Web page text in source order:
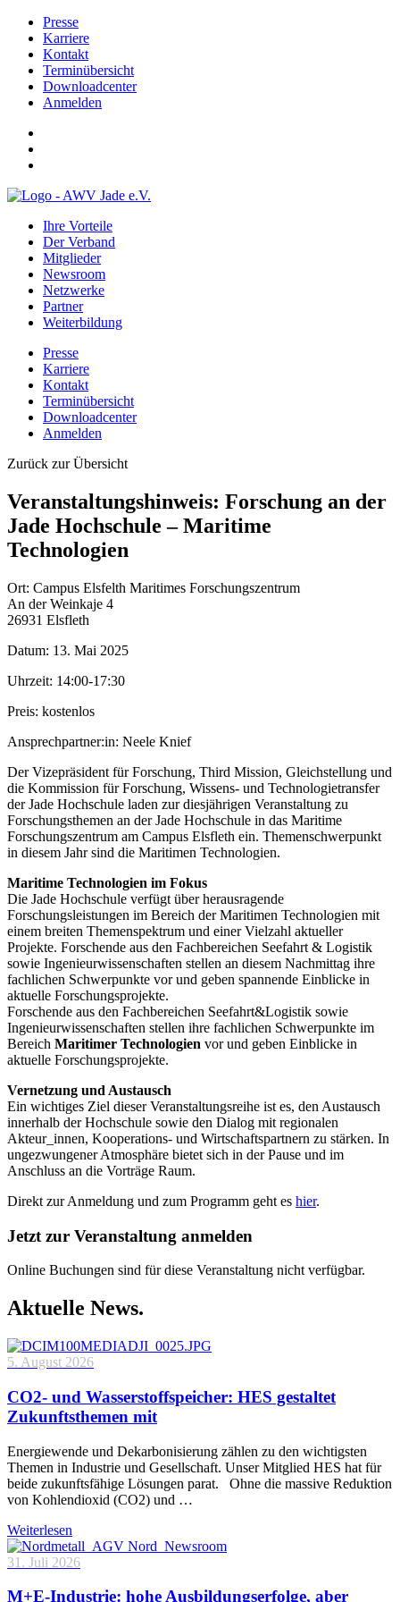
Presse
Karriere
Kontakt
Terminübersicht
Downloadcenter
Anmelden
Ihre Vorteile
Der Verband
Mitglieder
Newsroom
Netzwerke
Partner
Weiterbildung
Presse
Karriere
Kontakt
Terminübersicht
Downloadcenter
Anmelden
Zurück zur Übersicht
Veranstaltungshinweis: Forschung an der
Jade Hochschule – Maritime
Technologien
Ort: Campus Elsfelth Maritimes Forschungszentrum
An der Weinkaje 4
26931 Elsfleth
Datum: 13. Mai 2025
Uhrzeit: 14:00-17:30
Preis: kostenlos
Ansprechpartner:in: Neele Knief
Der Vizepräsident für Forschung, Third Mission, Gleichstellung und
die Kommission für Forschung, Wissens- und Technologietransfer
der Jade Hochschule laden zur diesjährigen Veranstaltung zu
Forschungsthemen an der Jade Hochschule in das Maritime
Forschungszentrum am Campus Elsfleth ein. Themenschwerpunkt
in diesem Jahr sind die Maritimen Technologien.
Maritime Technologien im Fokus
Die Jade Hochschule verfügt über herausragende
Forschungsleistungen im Bereich der Maritimen Technologien mit
einem breiten Themenspektrum und einer Vielzahl aktueller
Projekte. Forschende aus den Fachbereichen Seefahrt & Logistik
sowie Ingenieurwissenschaften stellen an diesem Nachmittag ihre
fachlichen Schwerpunkte vor und geben spannende Einblicke in
aktuelle Forschungsprojekte.
Forschende aus den Fachbereichen Seefahrt&Logistik sowie
Ingenieurwissenschaften stellen ihre fachlichen Schwerpunkte im
Bereich Maritimer Technologien vor und geben Einblicke in
aktuelle Forschungsprojekte.
Vernetzung und Austausch
Ein wichtiges Ziel dieser Veranstaltungsreihe ist es, den Austausch
innerhalb der Hochschule sowie den Dialog mit regionalen
Akteur_innen, Kooperations- und Wirtschaftspartnern zu stärken. In
ungezwungener Atmosphäre bietet sich in der Pause und im
Anschluss an die Vorträge Raum.
Direkt zur Anmeldung und zum Programm geht es hier.
Jetzt zur Veranstaltung anmelden
Online Buchungen sind für diese Veranstaltung nicht verfügbar.
Aktuelle News.
5. August 2026
CO2- und Wasserstoffspeicher: HES gestaltet
Zukunftsthemen mit
Energiewende und Dekarbonisierung zählen zu den wichtigsten
Themen in Industrie und Gesellschaft. Unser Mitglied HES hat für
beide zukunftsfähige Lösungen parat. Ohne die massive Reduktion
von Kohlendioxid (CO2) und …
Weiterlesen
31. Juli 2026
M+E-Industrie: hohe Ausbildungserfolge, aber